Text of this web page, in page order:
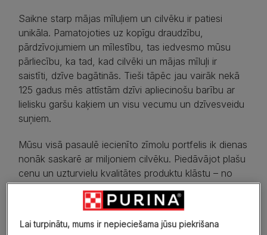
Saikne starp mājas mīluļiem un cilvēku ir patiesi
unikāla. Pamatojoties uz kopīgu draudzību,
pārdzīvojumiem un mīlestību, tas iedvesmo mūsu
pārliecību, ka tad, kad cilvēki un mājas mīluļi ir
saistīti, dzīve bagātinās. Tieši tāpēc jau vairāk nekā
125 gadus mēs attīstām dzīvi apliecinošu barību ar
lielisku garšu kaķiem un visu vecumu un dzīvesveidu
suņiem.
Mūsu visā pasaulē iecienīto zīmolu portfelis ik dienas
nonāk saskarē ar miljoniem cilvēku. Piedāvājot plašu
cenu un uzturvielu kvalitātes produktu klāstu – no
labas līdz ārkārtēji augstai – mēs pārliecināmies, ka
pilnīgs un sabalansēts uzturs ir pieejams ikvienam.
Kā mājas mīluļu mīļotāji un saimnieki mēs zinām, kā
Lai turpinātu, mums ir nepieciešama jūsu piekrišana